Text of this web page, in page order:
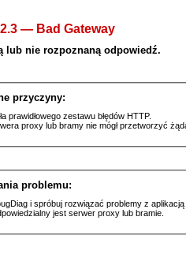
— Bad Gateway
lub nie rozpoznaną odpowiedź.
przyczyny:
prawidłowego zestawu błędów HTTP.
proxy lub bramy nie mógł przetworzyć
problemu:
i spróbuj rozwiązać problemy z
jest serwer proxy lub bramie.